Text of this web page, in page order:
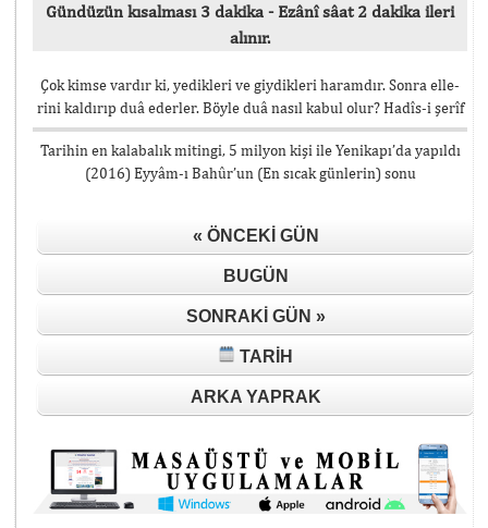
Gündüzün kısalması 3 dakika - Ezânî sâat 2 dakika ileri
alınır.
Çok kimse vardır ki, yedikleri ve giydikleri haramdır. Sonra elle-
rini kaldırıp duâ ederler. Böyle duâ nasıl kabul olur? Hadîs-i şerîf
Tarihin en kalabalık mitingi, 5 milyon kişi ile Yenikapı’da yapıldı
(2016) Eyyâm-ı Bahûr’un (En sıcak günlerin) sonu
« ÖNCEKI GÜN
BUGÜN
SONRAKI GÜN »
TARIH
ARKA YAPRAK